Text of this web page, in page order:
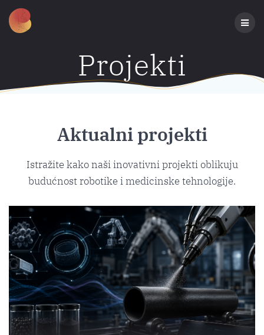
Projekti
Aktualni projekti
Istražite kako naši inovativni projekti oblikuju
budućnost robotike i medicinske tehnologije.